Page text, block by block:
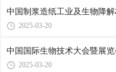
中国制浆造纸工业及生物降
2025-03-20
中国国际生物技术大会暨展
2025-03-20